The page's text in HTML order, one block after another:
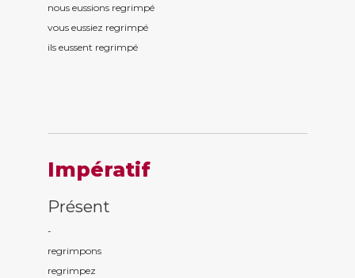
nous eussions regrimpé
vous eussiez regrimpé
ils eussent regrimpé
Impératif
Présent
-
regrimpons
regrimpez